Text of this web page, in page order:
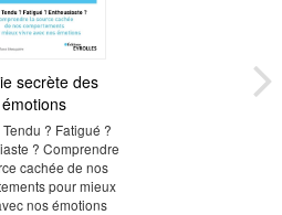
secrète des
émotions
? Fatigué ?
? Comprendre
cachée de nos
pour mieux
nos émotions